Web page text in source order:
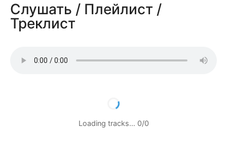
Слушать / Плейлист /
Треклист
Loading tracks… 0/0